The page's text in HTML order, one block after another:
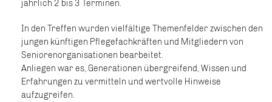
jährlich 2 bis 3 Terminen.
In den Treffen wurden vielfältige Themenfelder zwischen den
jungen künftigen Pflegefachkräften und Mitgliedern von
Seniorenorganisationen bearbeitet.
Anliegen war es, Generationen übergreifend, Wissen und
Erfahrungen zu vermitteln und wertvolle Hinweise
aufzugreifen.